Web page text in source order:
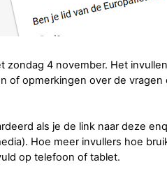
zondag 4 november. Het
of opmerkingen over de vragen
als je de link naar deze
Hoe meer invullers hoe
op telefoon of tablet.